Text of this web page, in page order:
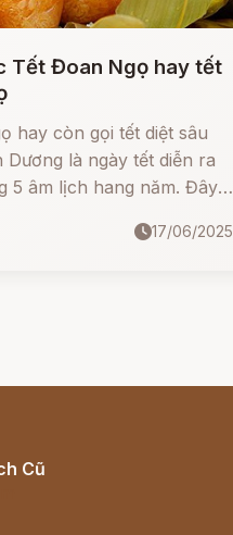
Tết Đoan Ngọ hay tết
hay còn gọi tết diệt sâu
là ngày tết diễn ra
5 âm lịch hang năm. Đây
hàm văn hóa phong phú.
17/06/2025
Cũ